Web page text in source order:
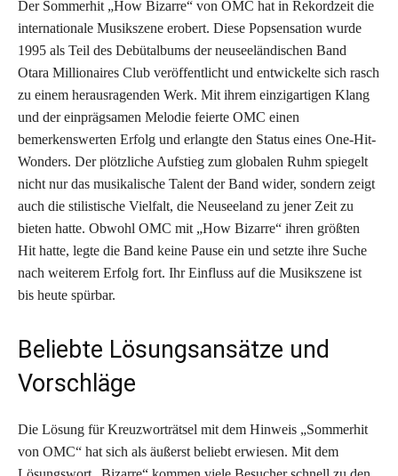
Der Sommerhit „How Bizarre“ von OMC hat in Rekordzeit die
internationale Musikszene erobert. Diese Popsensation wurde
1995 als Teil des Debütalbums der neuseeländischen Band
Otara Millionaires Club veröffentlicht und entwickelte sich rasch
zu einem herausragenden Werk. Mit ihrem einzigartigen Klang
und der einprägsamen Melodie feierte OMC einen
bemerkenswerten Erfolg und erlangte den Status eines One-Hit-
Wonders. Der plötzliche Aufstieg zum globalen Ruhm spiegelt
nicht nur das musikalische Talent der Band wider, sondern zeigt
auch die stilistische Vielfalt, die Neuseeland zu jener Zeit zu
bieten hatte. Obwohl OMC mit „How Bizarre“ ihren größten
Hit hatte, legte die Band keine Pause ein und setzte ihre Suche
nach weiterem Erfolg fort. Ihr Einfluss auf die Musikszene ist
bis heute spürbar.
Beliebte Lösungsansätze und
Vorschläge
Die Lösung für Kreuzworträtsel mit dem Hinweis „Sommerhit
von OMC“ hat sich als äußerst beliebt erwiesen. Mit dem